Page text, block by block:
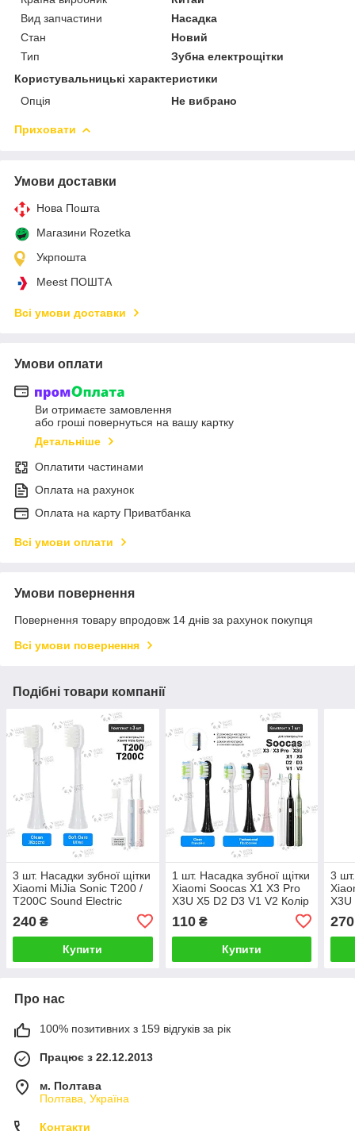
Вид запчастини
Насадка
Стан
Новий
Тип
Зубна електрощітки
Користувальницькі характеристики
Опція
Не вибрано
Приховати
Умови доставки
Нова Пошта
Магазини Rozetka
Укрпошта
Meest ПОШТА
Всі умови доставки
Умови оплати
Ви отримаєте замовлення
або гроші повернуться на вашу картку
Детальніше
Оплатити частинами
Оплата на рахунок
Оплата на карту Приватбанка
Всі умови оплати
Умови повернення
Повернення товару впродовж 14 днів за рахунок покупця
Всі умови повернення
Подібні товари компанії
3 шт. Насадки зубної щітки
Xiaomi MiJia Sonic T200 /
T200C Sound Electric
Toothbrush Колір на вибір
240 ₴
Купити
1 шт. Насадка зубної щітки
Xiaomi Soocas X1 X3 Pro
X3U X5 D2 D3 V1 V2 Колір
110₴
Купити
3
X3U
270
Про нас
100% позитивних з 159 відгуків за рік
Працює з 22.12.2013
м. Полтава
Полтава, Україна
Контакти